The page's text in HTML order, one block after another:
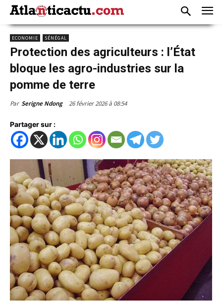
ECONOMIE SÉNÉGAL
Protection des agriculteurs : l’État
bloque les agro-industries sur la
pomme de terre
Par Serigne Ndong 26 février 2026 à 08:54
Partager sur :